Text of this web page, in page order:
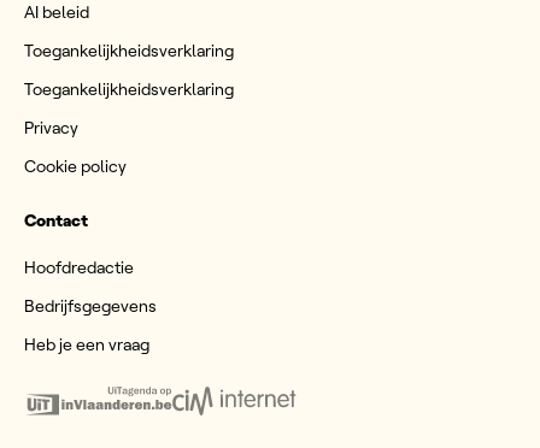
AI beleid
Toegankelijkheidsverklaring
Toegankelijkheidsverklaring
Privacy
Cookie policy
Contact
Hoofdredactie
Bedrijfsgegevens
Heb je een vraag